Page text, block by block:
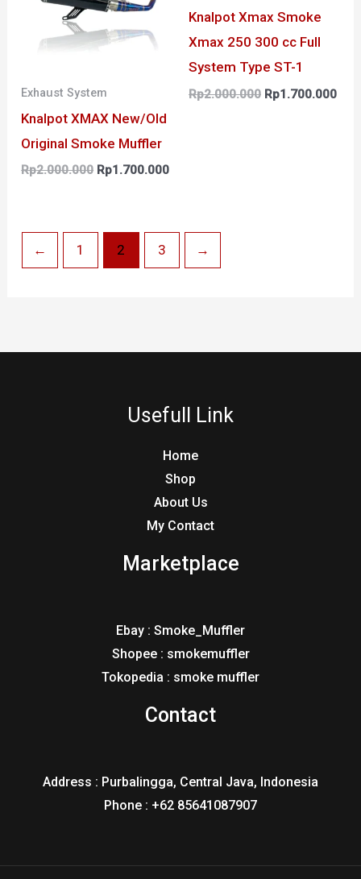
Exhaust System
Knalpot XMAX New/Old
Original Smoke Muffler
Rp2.000.000 Rp1.700.000
Knalpot Xmax Smoke
Xmax 250 300 cc Full
System Type ST-1
Rp2.000.000 Rp1.700.000
← 1 2 3 →
Usefull Link
Home
Shop
About Us
My Contact
Marketplace
Ebay : Smoke_Muffler
Shopee : smokemuffler
Tokopedia : smoke muffler
Contact
Address : Purbalingga, Central Java, Indonesia
Phone : +62 85641087907